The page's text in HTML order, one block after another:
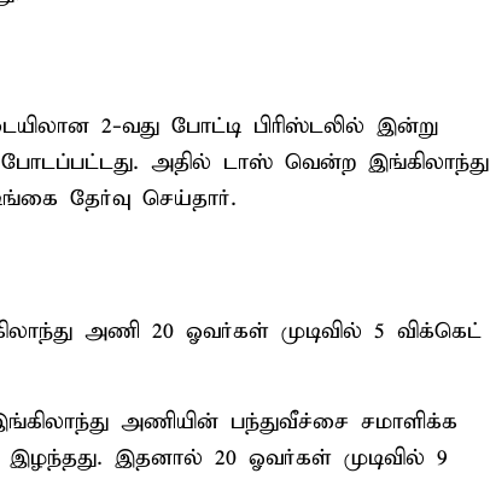
2-வது போட்டி பிரிஸ்டலில் இன்று
அதில் டாஸ் வென்ற இங்கிலாந்து
தேர்வு செய்தார்.
அணி 20 ஓவர்கள் முடிவில் 5 விக்கெட்
அணியின் பந்துவீச்சை சமாளிக்க
இழந்தது. இதனால் 20 ஓவர்கள் முடிவில் 9